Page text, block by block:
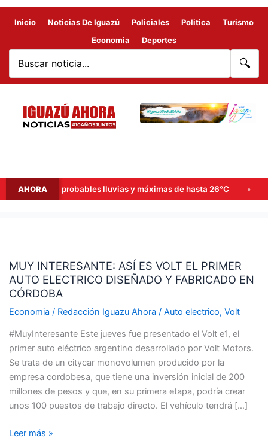
Inicio Noticias De Iguazú Policiales Politica
Turismo
Economia
Deportes
🔍
AHORA
semana: probables lluvias y máximas de hasta 26°C
MUY INTERESANTE: ASÍ ES VOLT EL PRIMER
AUTO ELECTRICO DISEÑADO Y FABRICADO EN
CÓRDOBA
Economia / Redacción Iguazu Ahora / Auto electrico, Volt
#MuyInteresante Este jueves fue presentado el Volt e1, el
primer auto eléctrico argentino desarrollado por Volt Motors.
Se trata de un citycar monovolumen producido por la
empresa cordobesa, que tiene una inversión inicial de 200
millones de pesos y que, en su primera etapa, podría crear
unos 100 puestos de trabajo directo. El vehículo tendrá […]
ASÍ
ES
VOLT
EL
AUTO
ELECTRICO
DISEÑADO
Y
FABRICADO
EN
Leer más »